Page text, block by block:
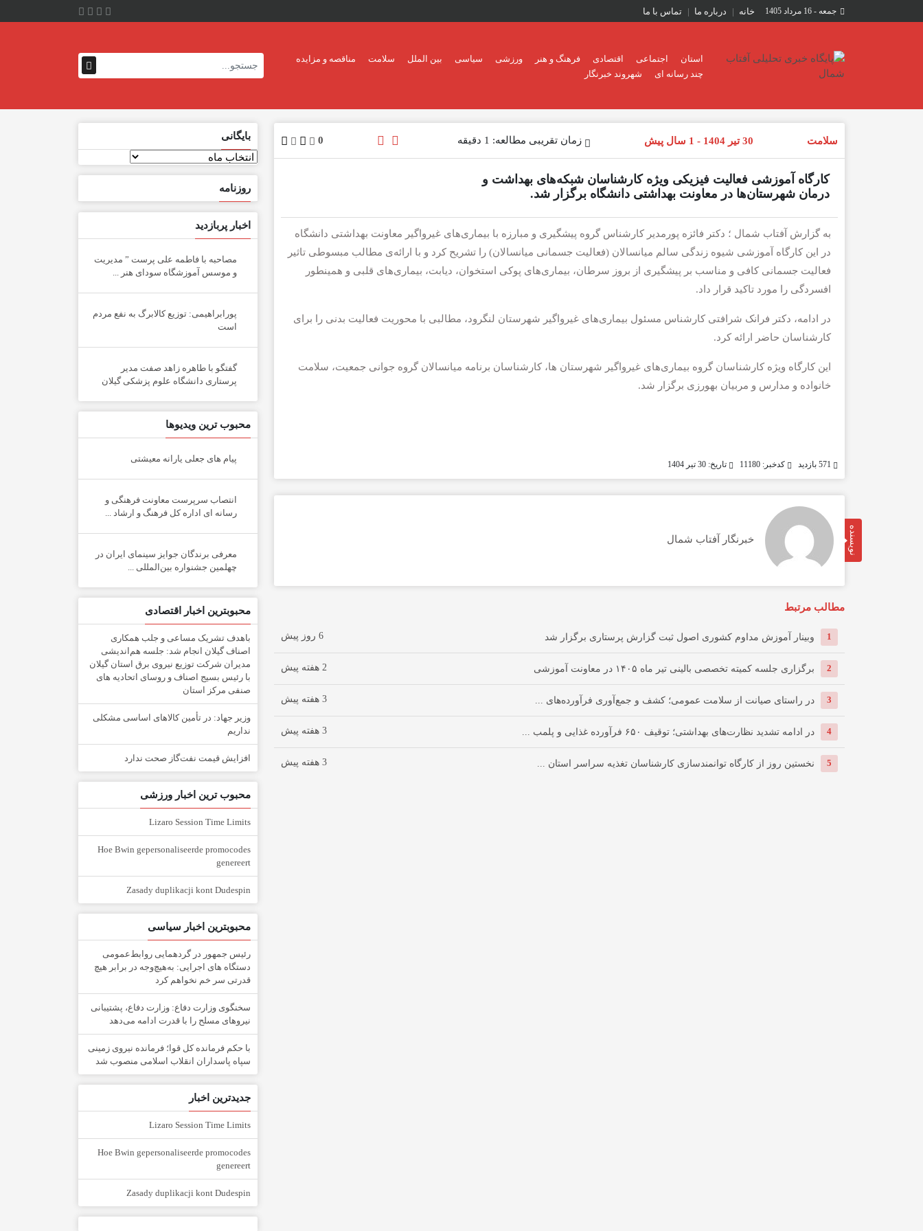
جمعه - 16 مرداد 1405 خانه درباره ما تماس با ما
استان اجتماعی اقتصادی فرهنگ و هنر ورزشی سیاسی بین الملل سلامت
مناقصه و مزایده
چند رسانه ای
شهروند خبرنگار
سلامت 30 تیر 1404 - 1 سال پیش زمان تقریبی مطالعه: 1 دقیقه 0
کارگاه آموزشی فعالیت فیزیکی ویژه کارشناسان شبکه‌های بهداشت و
درمان شهرستان‌ها در معاونت بهداشتی دانشگاه برگزار شد.
به گزارش آفتاب شمال ؛ دکتر فائزه پورمدیر کارشناس گروه پیشگیری و مبارزه با بیماری‌های غیرواگیر معاونت بهداشتی دانشگاه
در این کارگاه آموزشی شیوه زندگی سالم میانسالان (فعالیت جسمانی میانسالان) را تشریح کرد و با ارائه‌ی مطالب مبسوطی تاثیر
فعالیت جسمانی کافی و مناسب بر پیشگیری از بروز سرطان، بیماری‌های پوکی استخوان، دیابت، بیماری‌های قلبی و همینطور
افسردگی را مورد تاکید قرار داد.
در ادامه، دکتر فرانک شرافتی کارشناس مسئول بیماری‌های غیرواگیر شهرستان لنگرود، مطالبی با محوریت فعالیت بدنی را برای
کارشناسان حاضر ارائه کرد.
این کارگاه ویژه کارشناسان گروه بیماری‌های غیرواگیر شهرستان ها، کارشناسان برنامه میانسالان گروه جوانی جمعیت، سلامت
خانواده و مدارس و مربیان بهورزی برگزار شد.
کدخبر: 11180 تاریخ: 30 تیر 1404
نویسنده خبرنگار آفتاب شمال
مطالب مرتبط
1 وبینار آموزش مداوم کشوری اصول ثبت گزارش پرستاری برگزار شد 6 روز پیش
2 برگزاری جلسه کمیته تخصصی بالینی تیر ماه ۱۴۰۵ در معاونت آموزشی 2 هفته پیش
3 در راستای صیانت از سلامت عمومی؛ کشف و جمع‌آوری فرآورده‌های ... 3 هفته پیش
4 در ادامه تشدید نظارت‌های بهداشتی؛ توقیف ۶۵۰ فرآورده غذایی و پلمب ... 3 هفته پیش
5 نخستین روز از کارگاه توانمندسازی کارشناسان تغذیه سراسر استان ... 3 هفته پیش
بایگانی
بایگانی
روزنامه
اخبار پربازدید
مصاحبه با فاطمه علی پرست ” مدیریت
و موسس آموزشگاه سودای هنر ...
پورابراهیمی: توزیع کالابرگ به نفع مردم
است
گفتگو با طاهره زاهد صفت مدیر
پرستاری دانشگاه علوم پزشکی گیلان
محبوب ترین ویدیوها
پیام های جعلی یارانه معیشتی
انتصاب سرپرست معاونت فرهنگی و
رسانه ای اداره کل فرهنگ و ارشاد ...
معرفی برندگان جوایز سینمای ایران در
چهلمین جشنواره بین‌المللی ...
محبوبترین اخبار اقتصادی
باهدف تشریک مساعی و جلب همکاری
اصناف گیلان انجام شد: جلسه هم‌اندیشی
مدیران شركت توزیع نیروی برق استان گیلان
با رئیس بسیج اصناف و روسای اتحادیه های
صنفی مركز استان
وزیر جهاد: در تأمین کالاهای اساسی مشکلی
نداریم
افزایش قیمت نفت‌گاز صحت ندارد
محبوب ترین اخبار ورزشی
Lizaro Session Time Limits
Hoe Bwin gepersonaliseerde promocodes
genereert
Zasady duplikacji kont Dudespin
محبوبترین اخبار سیاسی
رئیس جمهور در گردهمایی روابط‌عمومی
دستگاه های اجرایی: به‌هیچ‌وجه در برابر هیچ
قدرتی سر خم نخواهم کرد
سخنگوی وزارت دفاع: وزارت دفاع، پشتیبانی
نیرو‌های مسلح را با قدرت ادامه می‌دهد
با حکم فرمانده کل قوا؛ فرمانده نیروی زمینی
سپاه پاسداران انقلاب اسلامی منصوب شد
جدیدترین اخبار
Lizaro Session Time Limits
Hoe Bwin gepersonaliseerde promocodes
genereert
Zasady duplikacji kont Dudespin